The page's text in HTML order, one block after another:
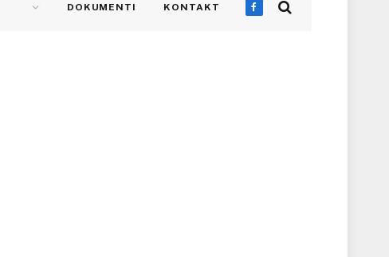
DOKUMENTI KONTAKT
Facebook